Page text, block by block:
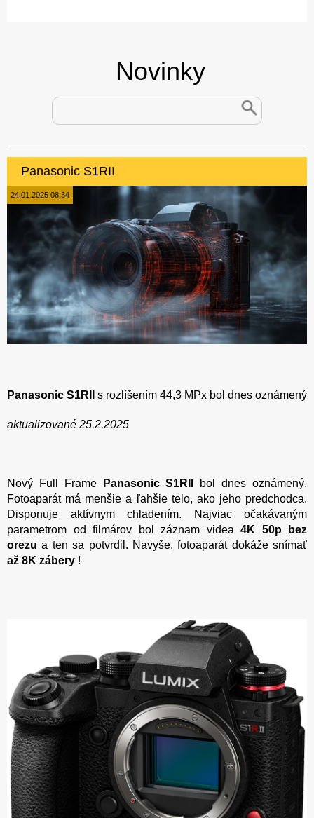
Novinky
Panasonic S1RII
24.01.2025 08:34
Panasonic S1RII s rozlíšením 44,3 MPx bol dnes oznámený
aktualizované 25.2.2025
Nový Full Frame Panasonic S1RII
bol dnes oznámený.
Fotoaparát má menšie a ľahšie telo, ako jeho predchodca.
Disponuje aktívnym chladením. Najviac očakávaným
parametrom od filmárov bol záznam videa 4K 50p bez
orezu a ten sa potvrdil. Navyše, fotoaparát dokáže snímať
až 8K zábery !